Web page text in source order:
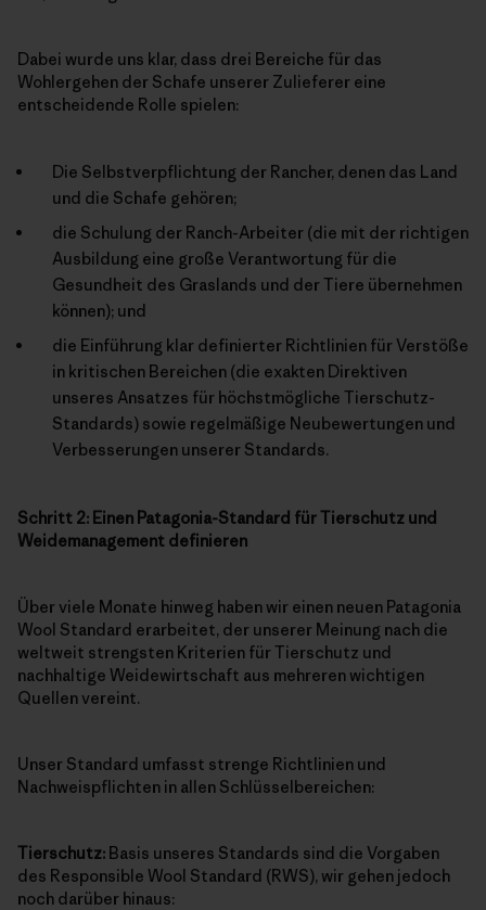
Dabei wurde uns klar, dass drei Bereiche für das
Wohlergehen der Schafe unserer Zulieferer eine
entscheidende Rolle spielen:
Die Selbstverpflichtung der Rancher, denen das Land
und die Schafe gehören;
die Schulung der Ranch-Arbeiter (die mit der richtigen
Ausbildung eine große Verantwortung für die
Gesundheit des Graslands und der Tiere übernehmen
können); und
die Einführung klar definierter Richtlinien für Verstöße
in kritischen Bereichen (die exakten Direktiven
unseres Ansatzes für höchstmögliche Tierschutz-
Standards) sowie regelmäßige Neubewertungen und
Verbesserungen unserer Standards.
Schritt 2: Einen Patagonia-Standard für Tierschutz und
Weidemanagement definieren
Über viele Monate hinweg haben wir einen neuen Patagonia
Wool Standard erarbeitet, der unserer Meinung nach die
weltweit strengsten Kriterien für Tierschutz und
nachhaltige Weidewirtschaft aus mehreren wichtigen
Quellen vereint.
Unser Standard umfasst strenge Richtlinien und
Nachweispflichten in allen Schlüsselbereichen:
Tierschutz: Basis unseres Standards sind die Vorgaben
des Responsible Wool Standard (RWS), wir gehen jedoch
noch darüber hinaus: